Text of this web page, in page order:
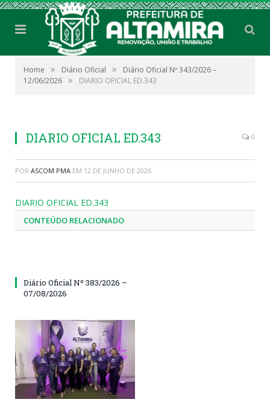
Home » Diário Oficial »
Diário Oficial Nº 343/2026 –
12/06/2026 » DIARIO OFICIAL ED.343
DIARIO OFICIAL ED.343 0
POR ASCOM PMA EM 12 DE JUNHO DE 2026
DIARIO OFICIAL ED.343
CONTEÚDO RELACIONADO
Diário Oficial Nº 383/2026 –
07/08/2026